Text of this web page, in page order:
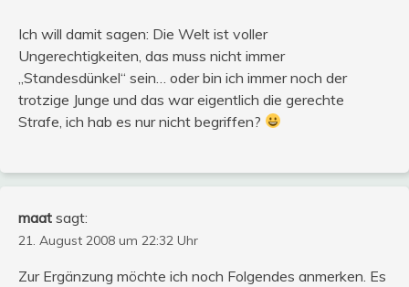
Ich will damit sagen: Die Welt ist voller
Ungerechtigkeiten, das muss nicht immer
„Standesdünkel“ sein… oder bin ich immer noch der
trotzige Junge und das war eigentlich die gerechte
Strafe, ich hab es nur nicht begriffen?
maat sagt:
21. August 2008 um 22:32 Uhr
Zur Ergänzung möchte ich noch Folgendes anmerken. Es